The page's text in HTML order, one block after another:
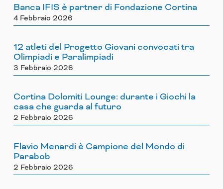
Banca IFIS è partner di Fondazione Cortina
4 Febbraio 2026
12 atleti del Progetto Giovani convocati tra
Olimpiadi e Paralimpiadi
3 Febbraio 2026
Cortina Dolomiti Lounge: durante i Giochi la
casa che guarda al futuro
2 Febbraio 2026
Flavio Menardi è Campione del Mondo di
Parabob
2 Febbraio 2026